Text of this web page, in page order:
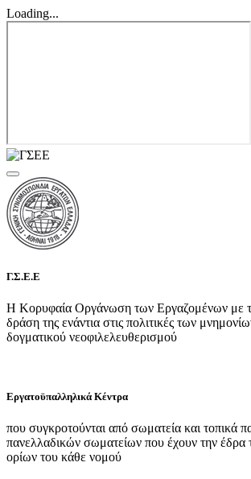
Loading...
Γ.Σ.Ε.Ε
Η Κορυφαία Οργάνωση των Εργαζομένων με
δράση της ενάντια στις πολιτικές των
δογματικού νεοφιλελευθερισμού
Εργατοϋπαλληλικά Κέντρα
που συγκροτούνται από σωματεία και τοπικά
πανελλαδικών σωματείων που έχουν την έδρα
ορίων του κάθε νομού